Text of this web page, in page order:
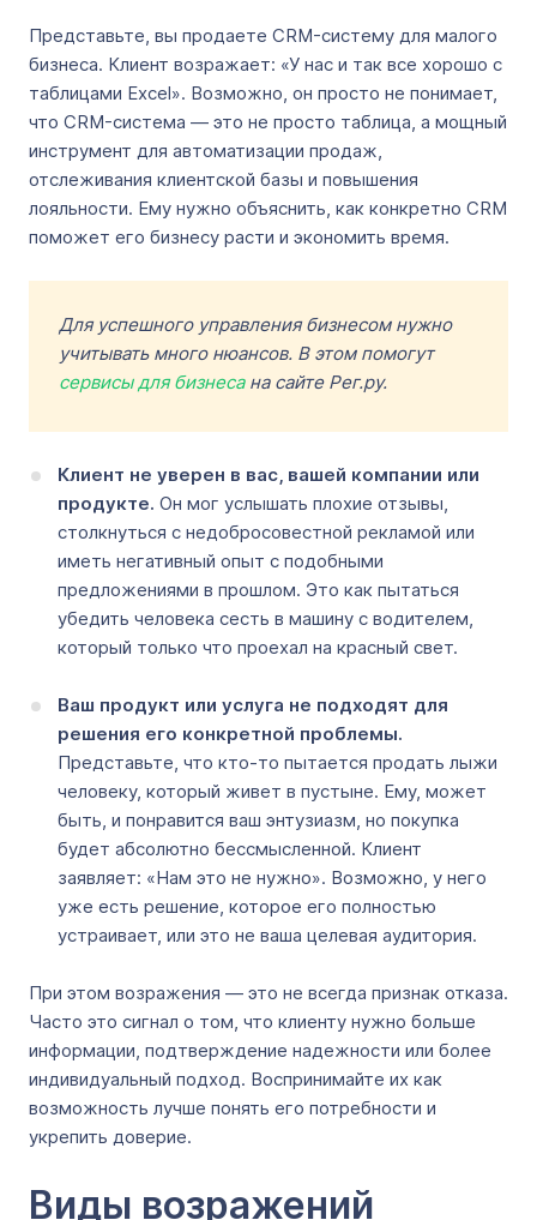
Представьте, вы продаете CRM-систему для малого
бизнеса. Клиент возражает: «У нас и так все хорошо с
таблицами Excel». Возможно, он просто не понимает,
что CRM-система — это не просто таблица, а мощный
инструмент для автоматизации продаж,
отслеживания клиентской базы и повышения
лояльности. Ему нужно объяснить, как конкретно CRM
поможет его бизнесу расти и экономить время.
Для успешного управления бизнесом нужно
учитывать много нюансов. В этом помогут
сервисы для бизнесана сайте Рег.ру.
Клиент не уверен в вас, вашей компании или
продукте. Он мог услышать плохие отзывы,
столкнуться с недобросовестной рекламой или
иметь негативный опыт с подобными
предложениями в прошлом. Это как пытаться
убедить человека сесть в машину с водителем,
который только что проехал на красный свет.
Ваш продукт или услуга не подходят для
решения его конкретной проблемы.
Представьте, что кто-то пытается продать лыжи
человеку, который живет в пустыне. Ему, может
быть, и понравится ваш энтузиазм, но покупка
будет абсолютно бессмысленной. Клиент
заявляет: «Нам это не нужно». Возможно, у него
уже есть решение, которое его полностью
устраивает, или это не ваша целевая аудитория.
При этом возражения — это не всегда признак отказа.
Часто это сигнал о том, что клиенту нужно больше
информации, подтверждение надежности или более
индивидуальный подход. Воспринимайте их как
возможность лучше понять его потребности и
укрепить доверие.
Виды возражений